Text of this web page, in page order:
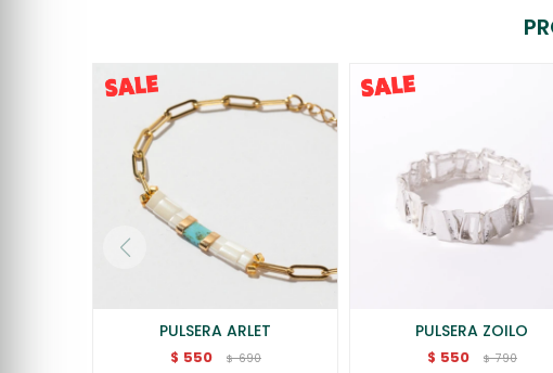
PULSERA ARLET
$ 550 $ 690
PULSERA ZOILO
$ 550 $ 790